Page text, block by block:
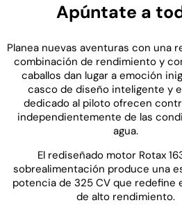
Apúntate a
Planea nuevas aventuras con una
combinación de rendimiento y
caballos dan lugar a emoción
casco de diseño inteligente y
dedicado al piloto ofrecen
independientemente de las
agua.
El rediseñado motor Rotax
sobrealimentación produce una
potencia de 325 CV que redefine
de alto rendimiento.